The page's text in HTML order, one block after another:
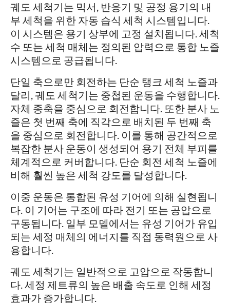
궤도 세척기는 믹서, 반응기 및 공정 용기의 내
부 세척을 위한 자동 습식 세척 시스템입니다.
이 시스템은 용기 상부에 고정 설치됩니다. 세척
수 또는 세척 매체는 정의된 압력으로 통합 노즐
시스템으로 공급됩니다.
단일 축으로만 회전하는 단순 탱크 세척 노즐과
달리, 궤도 세척기는 중첩된 운동을 수행합니다.
자체 종축을 중심으로 회전합니다. 또한 분사 노
즐은 첫 번째 축에 직각으로 배치된 두 번째 축
을 중심으로 회전합니다. 이를 통해 공간적으로
복잡한 분사 운동이 생성되어 용기 전체 부피를
체계적으로 커버합니다. 단순 회전 세척 노즐에
비해 훨씬 높은 세척 강도를 달성합니다.
이중 운동은 통합된 유성 기어에 의해 실현됩니
다. 이 기어는 구조에 따라 전기 또는 공압으로
구동됩니다. 일부 모델에서는 유성 기어가 유입
되는 세정 매체의 에너지를 직접 동력원으로 사
용합니다.
궤도 세척기는 일반적으로 고압으로 작동합니
다. 세정 제트류의 높은 배출 속도로 인해 세정
효과가 증가합니다.